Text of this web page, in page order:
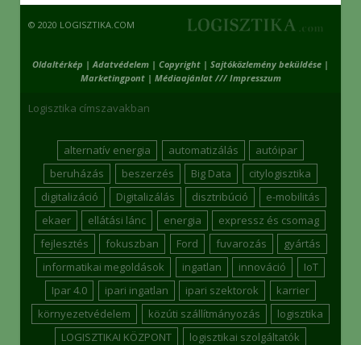
© 2020 LOGISZTIKA.COM
Oldaltérkép | Adatvédelem | Copyright | Sajtóközlemény beküldése |
Marketingpont| Médiaajánlat /// Impresszum
Logisztika címszavakban
alternatív energia automatizálás
autóipar
beruházás
beszerzés Big Data
citylogisztika
digitalizáció
Digitalizálás disztribúció
e-mobilitás
ekaer
ellátási lánc energia
expressz és csomag
fejlesztés
fokuszban Ford fuvarozás
gyártás
informatikai megoldások
ingatlan innováció
IoT
Ipar 4.0
ipari ingatlan ipari szektorok
karrier
környezetvédelem
közúti szállítmányozás
logisztika
LOGISZTIKAI KÖZPONT
logisztikai szolgáltatók